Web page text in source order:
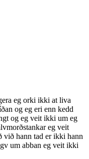
eg orki ikki at liva
og eg eri enn kedd
og eg veit ikki um eg
eg veit
við hann tad er ikki hann
um abban eg veit ikki